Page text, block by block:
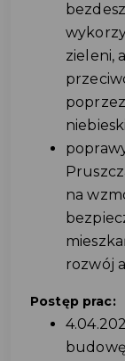
zieleni,
na
rozwój
Postęp prac: